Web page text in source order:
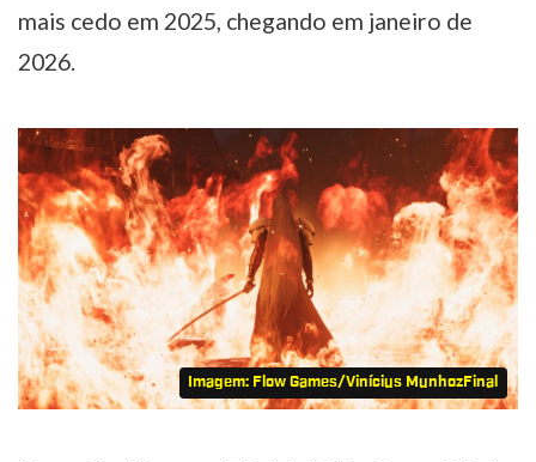
mais cedo em 2025, chegando em janeiro de
2026.
Imagem: Flow Games/Vinícius MunhozFinal